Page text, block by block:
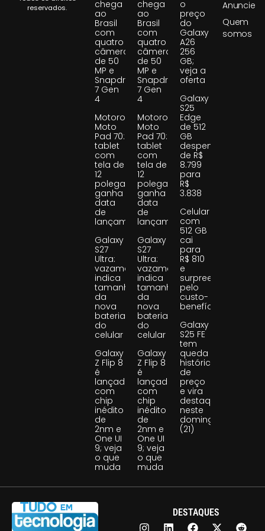
reservados.
chega
ao
Brasil
com
quatro
câmeras
de 50
MP e
Snapdragon
7 Gen
4
Motorola
Moto
Pad 70:
tablet
com
tela de
12
polegadas
ganha
data
de
lançamento
Galaxy
S27
Ultra:
vazamento
indica
tamanho
da
nova
bateria
do
celular
Galaxy
Z Flip 8
é
lançado
com
chip
inédito
de
2nm e
One UI
9; veja
o que
muda
chega
ao
Brasil
com
quatro
câmeras
de 50
MP e
Snapdragon
7 Gen
4
Motorola
Moto
Pad 70:
tablet
com
tela de
12
polegadas
ganha
data
de
lançamento
Galaxy
S27
Ultra:
vazamento
indica
tamanho
da
nova
bateria
do
celular
Galaxy
Z Flip 8
é
lançado
com
chip
inédito
de
2nm e
One UI
9; veja
o que
muda
o
preço
do
Galaxy
A26
256
GB;
veja a
oferta
Galaxy
S25
Edge
de 512
GB
despenca
de R$
8.799
para
R$
3.838
Celular
com
512 GB
cai
para
R$ 810
e
surpreende
pelo
custo-
benefício
Galaxy
S25 FE
tem
queda
histórica
de
preço
e vira
destaque
neste
domingo
(21)
Anuncie
Quem
somos
DESTAQUES